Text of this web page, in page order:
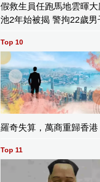
假救生員任跑馬地雲暉大
池2年始被揭 警拘22歲男
Top 10
羅奇失算，萬商重歸香港
Top 11